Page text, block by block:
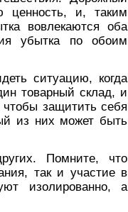
ценность, и, таким
вовлекаются оба
убытка по обоим
ситуацию, когда
товарный склад, и
защитить себя
из них может быть
Помните, что
так и участие в
изолированно, а